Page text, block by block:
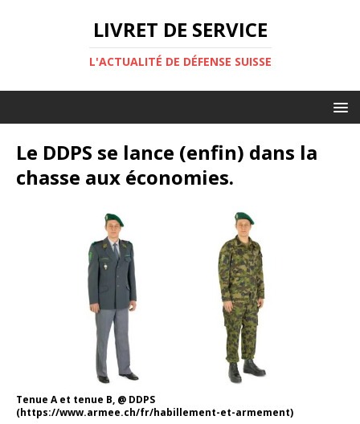
LIVRET DE SERVICE
L'ACTUALITÉ DE DÉFENSE SUISSE
Le DDPS se lance (enfin) dans la
chasse aux économies.
Tenue A et tenue B, @ DDPS
(https://www.armee.ch/fr/habillement-et-armement)